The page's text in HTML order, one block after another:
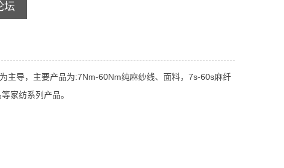
坛
主导，主要产品为:7Nm-60Nm纯麻纱线、面料，7s-60s麻纤
家纺系列产品。